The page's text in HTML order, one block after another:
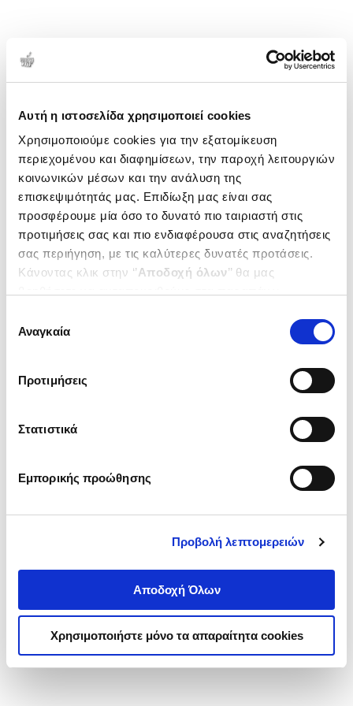
Αυτή η ιστοσελίδα χρησιμοποιεί cookies
Χρησιμοποιούμε cookies για την εξατομίκευση
περιεχομένου και διαφημίσεων, την παροχή λειτουργιών
κοινωνικών μέσων και την ανάλυση της
επισκεψιμότητάς μας. Επιδίωξη μας είναι σας
προσφέρουμε μία όσο το δυνατό πιο ταιριαστή στις
προτιμήσεις σας και πιο ενδιαφέρουσα στις αναζητήσεις
σας περιήγηση, με τις καλύτερες δυνατές προτάσεις.
Κάνοντας κλικ στην ‘’Αποδοχή όλων’’ θα μας
ενδιαφέρουν και να επιλέξετε από τα παρακάτω με την
΄΄και να ενημερωθείτε σχετικά με
συγκατάθεσης
Αναγκαία
Προτιμήσεις
Στατιστικά
Εμπορικής προώθησης
Προβολή λεπτομερειών
Αποδοχή Όλων
Χρησιμοποιήστε μόνο τα απαραίτητα cookies